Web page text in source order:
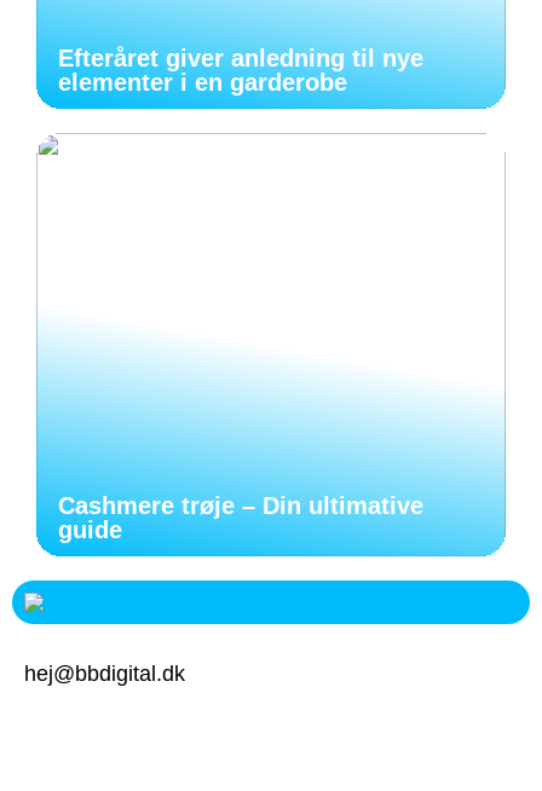
Efteråret giver anledning til nye
elementer i en garderobe
Cashmere trøje – Din ultimative
guide
hej@bbdigital.dk